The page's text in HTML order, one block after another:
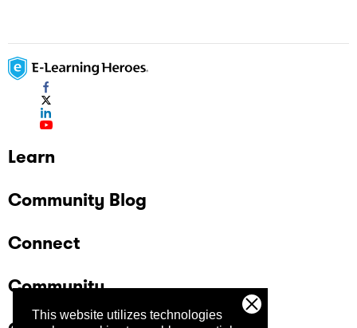
This website utilizes technologies
Learn
Community Blog
Connect
Community